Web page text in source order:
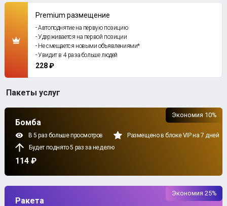
Premium размещение
- Автоподнятие на первую позицию
- Удерживается на первой позиции
- Не смещается новыми объявлениями*
- Увидит в 4 раза больше людей
228 ₽
Пакеты услуг
Бомба
В 5 раз больше просмотров
Размещено в блоке VIP на 7 дней
Будет поднято 5 раз за неделю
114 ₽
Экономия 10%
Ракета
Экономия 25%